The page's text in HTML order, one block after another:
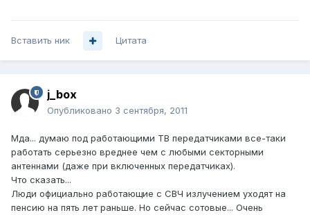
Вставить ник Цитата
j_box
Опубликовано 3 сентября, 2011
Мда... думаю под работающими ТВ передатчиками все-таки
работать серьезно вреднее чем с любыми секторными
антеннами (даже при включенных передатчиках).
Что сказать...
Люди официально работающие с СВЧ излучением уходят на
пенсию на пять лет раньше. Но сейчас сотовые... Очень